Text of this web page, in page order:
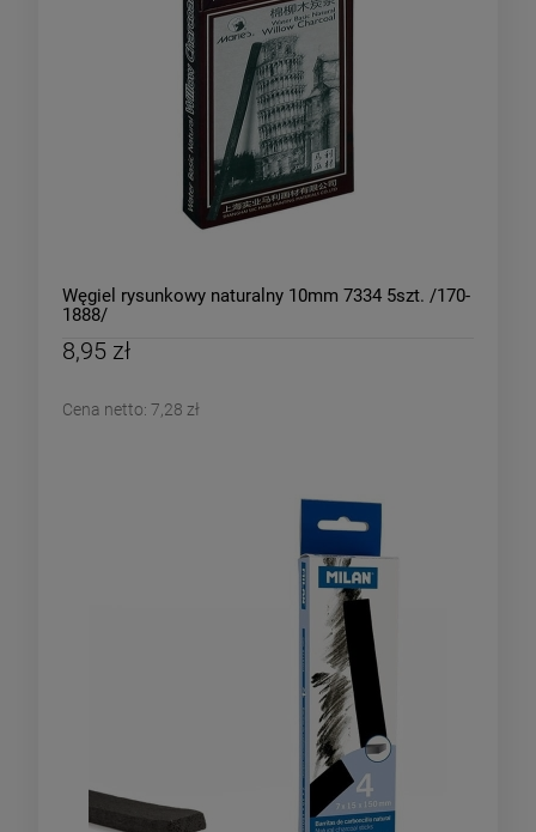
Węgiel rysunkowy naturalny 10mm 7334 5szt. /170-
1888/
8,95 zł
Cena netto: 7,28 zł